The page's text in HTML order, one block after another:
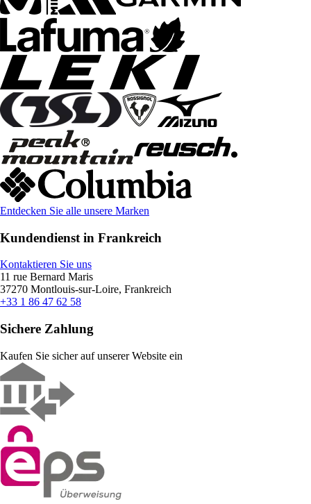
Entdecken Sie alle unsere Marken
Kundendienst in Frankreich
Kontaktieren Sie uns
11 rue Bernard Maris
37270 Montlouis-sur-Loire, Frankreich
+33 1 86 47 62 58
Sichere Zahlung
Kaufen Sie sicher auf unserer Website ein